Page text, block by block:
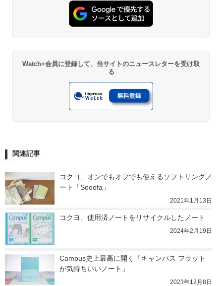
Watch+会員に登録して、当サイトのニュースレターを受け取
る
関連記事
コクヨ、オンでもオフでも使えるソフトリングノ
ート「Sooofa」
2021年1月13日
コクヨ、使用済ノートをリサイクルしたノート
2024年2月19日
Campus史上最高に開く「キャンパス フラット
が気持ちいいノート」
2023年12月8日